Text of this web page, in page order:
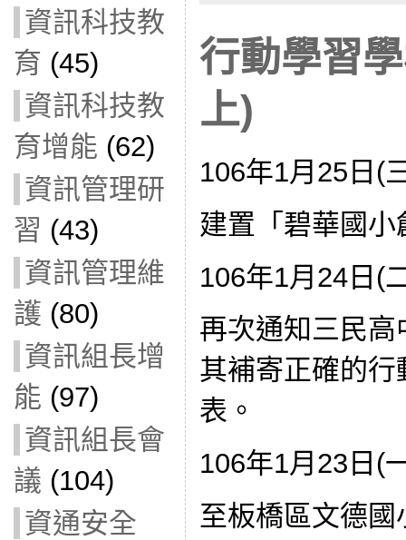
資訊科技教
育 (45)
資訊科技教
育增能 (62)
資訊管理研
習 (43)
資訊管理維
護 (80)
資訊組長增
能 (97)
資訊組長會
議 (104)
資通安全
行動學習
上)
106年1月25日(
建置「碧華國
106年1月24日(
再次通知三民
其補寄正確的
表。
106年1月23日(
至板橋區文德